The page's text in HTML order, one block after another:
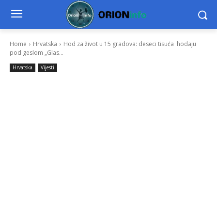
Home Hrvatska
Hod za život u 15 gradova: deseci tisuća hodaju
pod geslom „Glas...
Hrvatska Vijesti